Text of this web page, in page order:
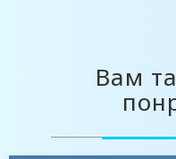
Вам